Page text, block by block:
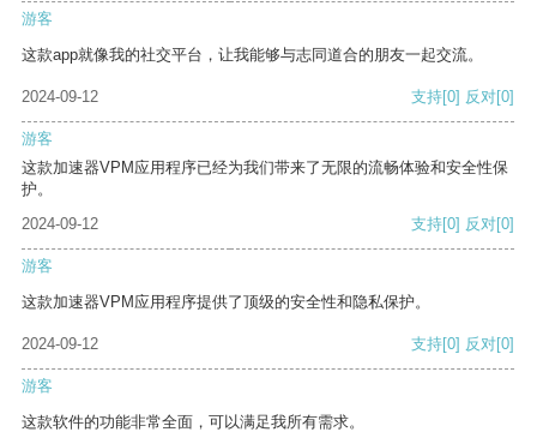
游客
这款app就像我的社交平台，让我能够与志同道合的朋友一起交流。
2024-09-12 支持[0] 反对[0]
游客
这款加速器VPM应用程序已经为我们带来了无限的流畅体验和安全性保
护。
2024-09-12
支持[0] 反对[0]
游客
这款加速器VPM应用程序提供了顶级的安全性和隐私保护。
2024-09-12 支持[0] 反对[0]
游客
这款软件的功能非常全面，可以满足我所有需求。